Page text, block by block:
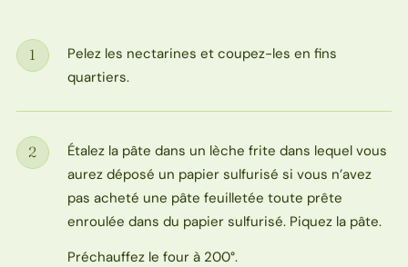
Étape
1
Pelez les nectarines et coupez-les en fins
quartiers.
Étape
2
Étalez la pâte dans un lèche frite dans lequel vous
aurez déposé un papier sulfurisé si vous n’avez
pas acheté une pâte feuilletée toute prête
enroulée dans du papier sulfurisé. Piquez la pâte.
Préchauffez le four à 200°.